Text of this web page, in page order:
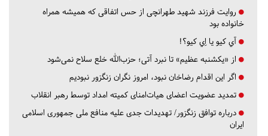
روایت فرزند شهید طهرانچی از حس اتفاقی که همیشه همراه
خانواده بود
آي كيو يا اِي كيو؟!
از «یکشنبه عظیم» تا نبرد آتی؛ حزب‌الله خلع سلاح نمی‌شود
اگر این اقدام رضاخان نبود، امروز نگران زنگزور نبودیم
تمدید عضویت اعضای هیات‌امنای کمیته امداد توسط رهبر انقلاب
درباره توافق زنگزور/ تهدیدات جدی علیه منافع ملی جمهوری اسلامی
ایران